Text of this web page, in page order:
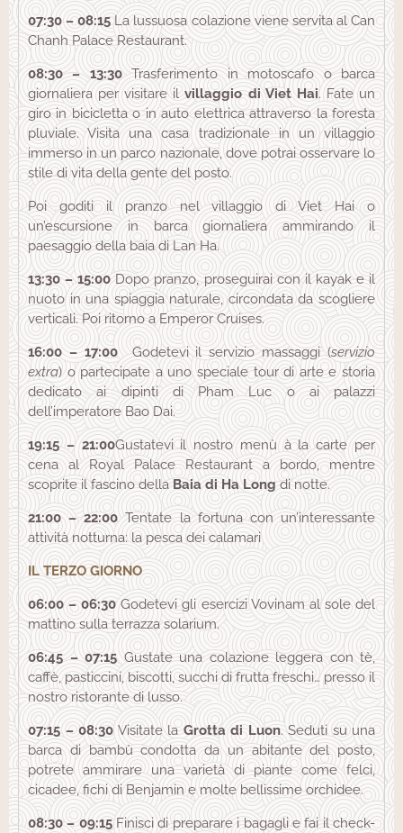
07:30 – 08:15La lussuosa colazione viene servita al Can
Chanh Palace Restaurant.
08:30 – 13:30Trasferimento in motoscafo o barca
giornaliera per visitare ilvillaggio di Viet Hai. Fate un
giro in bicicletta o in auto elettrica attraverso la foresta
pluviale. Visita una casa tradizionale in un villaggio
immerso in un parco nazionale, dove potrai osservare lo
stile di vita della gente del posto.
Poi goditi il ​​pranzo nel villaggio di Viet Hai o
un’escursione in barca giornaliera ammirando il
paesaggio della baia di Lan Ha.
13:30 – 15:00Dopo pranzo, proseguirai con il kayak e il
nuoto in una spiaggia naturale, circondata da scogliere
verticali. Poi ritorno a Emperor Cruises.
16:00 – 17:00Godetevi il servizio massaggi (servizio
extra) o partecipate a uno speciale tour di arte e storia
dedicato ai dipinti di Pham Luc o ai palazzi
dell’imperatore Bao Dai.
19:15 – 21:00Gustatevi il nostro menù à la carte per
cena al Royal Palace Restaurant a bordo, mentre
scoprite il fascino dellaBaia di Ha Long di notte.
21:00 – 22:00Tentate la fortuna con un’interessante
attività notturna: la pesca dei calamari
IL TERZO GIORNO
06:00 – 06:30Godetevi gli esercizi Vovinam al sole del
mattino sulla terrazza solarium.
06:45 – 07:15Gustate una colazione leggera con tè,
caffè, pasticcini, biscotti, succhi di frutta freschi… presso il
nostro ristorante di lusso.
07:15 – 08:30 Visitate la Grotta di Luon. Seduti su una
barca di bambù condotta da un abitante del posto,
potrete ammirare una varietà di piante come felci,
cicadee, fichi di Benjamin e molte bellissime orchidee.
08:30 – 09:15Finisci di preparare i bagagli e fai il check-